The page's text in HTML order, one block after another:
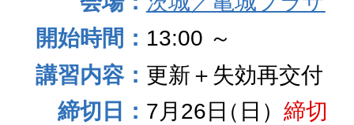
13:00 ～
更新＋失効再交付
7月26日（日） 締切